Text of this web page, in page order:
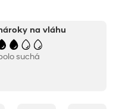
na vláhu
suchá